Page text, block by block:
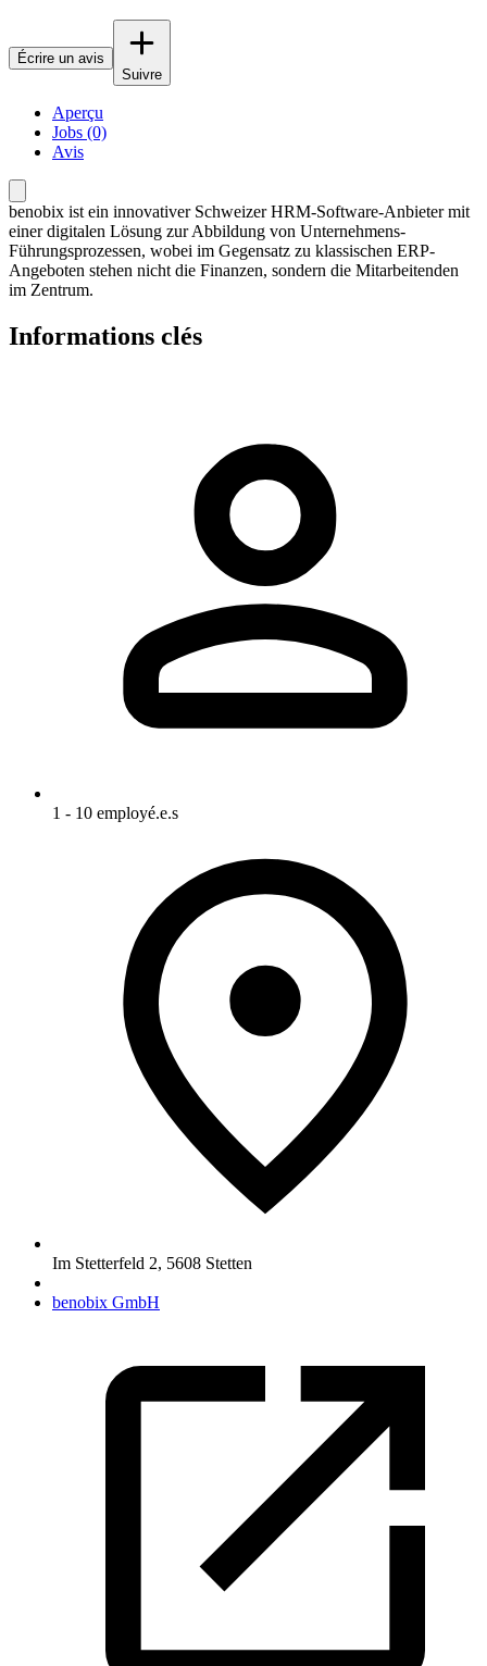
Écrire un avis
Suivre
Aperçu
Jobs (0)
Avis
benobix ist ein innovativer Schweizer HRM-Software-Anbieter mit
einer digitalen Lösung zur Abbildung von Unternehmens-
Führungsprozessen, wobei im Gegensatz zu klassischen ERP-
Angeboten stehen nicht die Finanzen, sondern die Mitarbeitenden
im Zentrum.
Informations clés
1 - 10 employé.e.s
Im Stetterfeld 2, 5608 Stetten
benobix GmbH